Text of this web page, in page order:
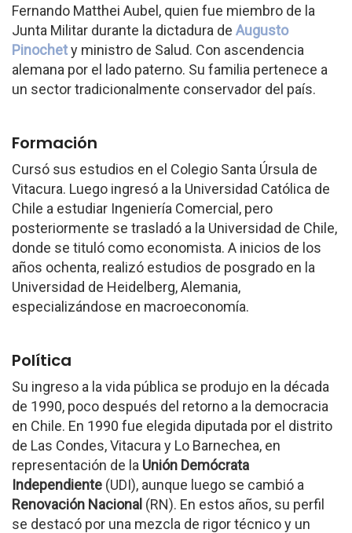
Fernando Matthei Aubel, quien fue miembro de la
Junta Militar durante la dictadura de Augusto
Pinochety ministro de Salud. Con ascendencia
alemana por el lado paterno. Su familia pertenece a
un sector tradicionalmente conservador del país.
Formación
Cursó sus estudios en el Colegio Santa Úrsula de
Vitacura. Luego ingresó a la Universidad Católica de
Chile a estudiar Ingeniería Comercial, pero
posteriormente se trasladó a la Universidad de Chile,
donde se tituló como economista. A inicios de los
años ochenta, realizó estudios de posgrado en la
Universidad de Heidelberg, Alemania,
especializándose en macroeconomía.
Política
Su ingreso a la vida pública se produjo en la década
de 1990, poco después del retorno a la democracia
en Chile. En 1990 fue elegida diputada por el distrito
de Las Condes, Vitacura y Lo Barnechea, en
representación de la Unión Demócrata
Independiente (UDI), aunque luego se cambió a
Renovación Nacional (RN). En estos años, su perfil
se destacó por una mezcla de rigor técnico y un